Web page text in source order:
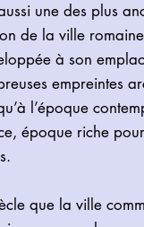
une des plus
de la ville
à son
empreintes
l’époque
époque riche
que la ville